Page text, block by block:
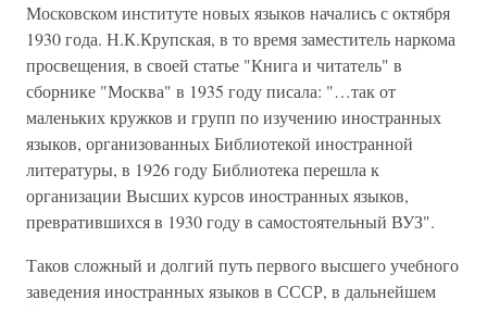
Московском институте новых языков начались с октября
1930 года. Н.К.Крупская, в то время заместитель наркома
просвещения, в своей статье "Книга и читатель" в
сборнике "Москва" в 1935 году писала: "…так от
маленьких кружков и групп по изучению иностранных
языков, организованных Библиотекой иностранной
литературы, в 1926 году Библиотека перешла к
организации Высших курсов иностранных языков,
превратившихся в 1930 году в самостоятельный ВУЗ".
Таков сложный и долгий путь первого высшего учебного
заведения иностранных языков в СССР, в дальнейшем